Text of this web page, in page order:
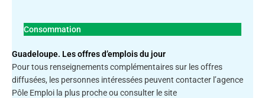
Consommation
Guadeloupe. Les offres d’emplois du jour
Pour tous renseignements complémentaires sur les offres
diffusées, les personnes intéressées peuvent contacter l’agence
Pôle Emploi la plus proche ou consulter le site